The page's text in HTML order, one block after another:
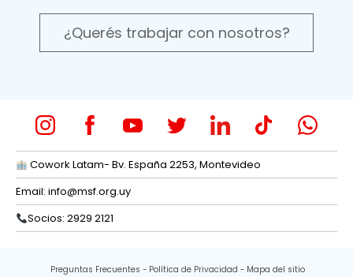
¿Querés trabajar con nosotros?
Cowork Latam- Bv. España 2253, Montevideo
Email: info@msf.org.uy
Socios: 2929 2121
Preguntas Frecuentes Política de Privacidad Mapa del sitio